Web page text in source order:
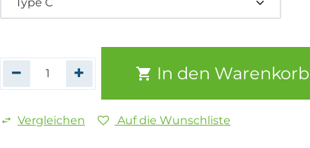
In den Warenkorb
Vergleichen Auf die Wunschliste